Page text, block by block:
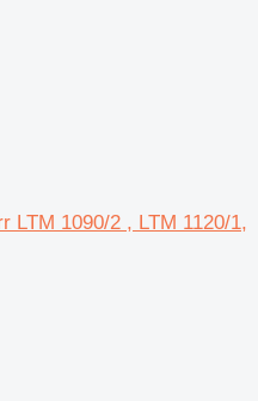
LTM 1090/2 , LTM 1120/1,